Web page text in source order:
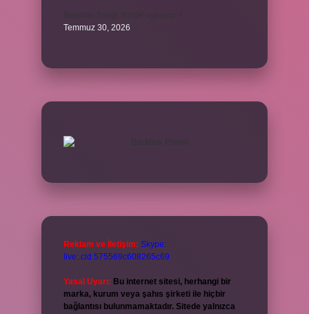
Temmuz 30, 2026
Reklam ve İletişim: Skype:
live:.cid.575569c608265c69
Yasal Uyarı: Bu internet sitesi, herhangi bir
marka, kurum veya şahıs şirketi ile hiçbir
bağlantısı bulunmamaktadır. Sitede yalnızca